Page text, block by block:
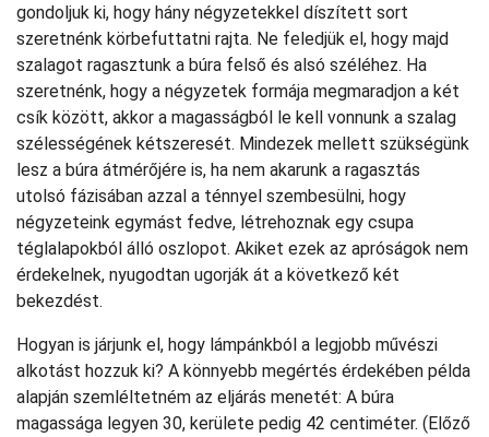
gondoljuk ki, hogy hány négyzetekkel díszített sort
szeretnénk körbefuttatni rajta. Ne feledjük el, hogy majd
szalagot ragasztunk a búra felső és alsó széléhez. Ha
szeretnénk, hogy a négyzetek formája megmaradjon a két
csík között, akkor a magasságból le kell vonnunk a szalag
szélességének kétszeresét. Mindezek mellett szükségünk
lesz a búra átmérőjére is, ha nem akarunk a ragasztás
utolsó fázisában azzal a ténnyel szembesülni, hogy
négyzeteink egymást fedve, létrehoznak egy csupa
téglalapokból álló oszlopot. Akiket ezek az apróságok nem
érdekelnek, nyugodtan ugorják át a következő két
bekezdést.
Hogyan is járjunk el, hogy lámpánkból a legjobb művészi
alkotást hozzuk ki? A könnyebb megértés érdekében példa
alapján szemléltetném az eljárás menetét: A búra
magassága legyen 30, kerülete pedig 42 centiméter. (Előző